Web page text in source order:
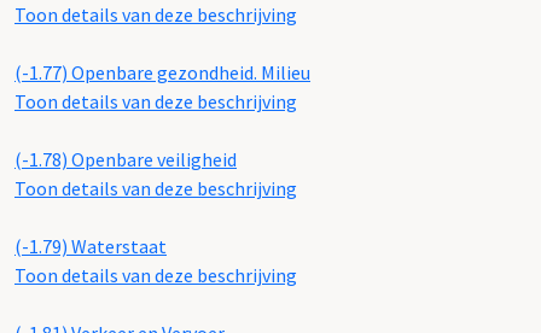
Toon details van deze beschrijving
(-1.77) Openbare gezondheid. Milieu
Toon details van deze beschrijving
(-1.78) Openbare veiligheid
Toon details van deze beschrijving
(-1.79) Waterstaat
Toon details van deze beschrijving